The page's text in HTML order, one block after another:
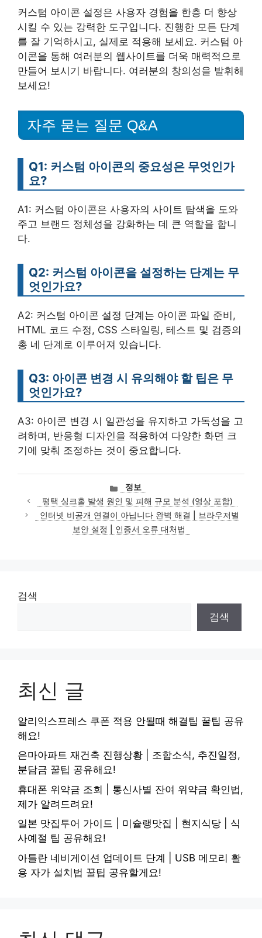
커스텀 아이콘 설정은 사용자 경험을 한층 더 향상
시킬 수 있는 강력한 도구입니다. 진행한 모든 단계
를 잘 기억하시고, 실제로 적용해 보세요. 커스텀 아
이콘을 통해 여러분의 웹사이트를 더욱 매력적으로
만들어 보시기 바랍니다. 여러분의 창의성을 발휘해
보세요!
자주 묻는 질문 Q&A
Q1: 커스텀 아이콘의 중요성은 무엇인가
요?
A1: 커스텀 아이콘은 사용자의 사이트 탐색을 도와
주고 브랜드 정체성을 강화하는 데 큰 역할을 합니
다.
Q2: 커스텀 아이콘을 설정하는 단계는 무
엇인가요?
A2: 커스텀 아이콘 설정 단계는 아이콘 파일 준비,
HTML 코드 수정, CSS 스타일링, 테스트 및 검증의
총 네 단계로 이루어져 있습니다.
Q3: 아이콘 변경 시 유의해야 할 팁은 무
엇인가요?
A3: 아이콘 변경 시 일관성을 유지하고 가독성을 고
려하며, 반응형 디자인을 적용하여 다양한 화면 크
기에 맞춰 조정하는 것이 중요합니다.
카
테
고
리
정보
평택 싱크홀 발생 원인 및 피해 규모 분석 (영상 포함)
인터넷 비공개 연결이 아닙니다 완벽 해결 | 브라우저별
보안 설정 | 인증서 오류 대처법
검색
검색
최신 글
알리익스프레스 쿠폰 적용 안될때 해결팁 꿀팁 공유
해요!
은마아파트 재건축 진행상황 | 조합소식, 추진일정,
분담금 꿀팁 공유해요!
휴대폰 위약금 조회 | 통신사별 잔여 위약금 확인법,
제가 알려드려요!
일본 맛집투어 가이드 | 미슐랭맛집 | 현지식당 | 식
사예절 팁 공유해요!
아틀란 네비게이션 업데이트 단계 | USB 메모리 활
용 자가 설치법 꿀팁 공유할게요!